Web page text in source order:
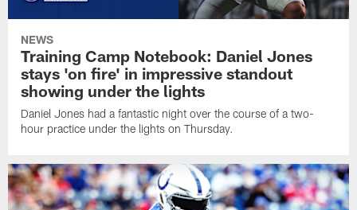
NEWS
Training Camp Notebook: Daniel Jones
stays 'on fire' in impressive standout
showing under the lights
Daniel Jones had a fantastic night over the course of a two-
hour practice under the lights on Thursday.